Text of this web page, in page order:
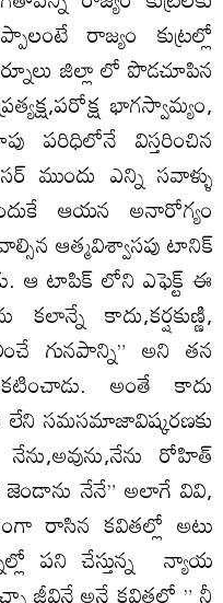
రాజ్యం కుట్రల్లో
జిల్లా లో పొడచూపిన
భాగస్వామ్యం,
పరిధిలోనే విస్తరించిన
ముందు ఎన్ని సవాళ్ళు
ఆయన అనారోగ్యం
ఆత్మవిశ్వాసపు టానిక్
ఆ టాపిక్ లోని ఎఫెక్ట్ ఈ
కాదు,కర్షకుణ్ణి,
గునపాన్ని” అని తన
అంతే కాదు
లేని సమసమాజావిష్కరణకు
రోహిత్
జెండాను నేనే” అలాగే వివి,
రాసిన కవితల్లో అటు
పని చేస్తున్న న్యాయ
జీవినే అనే కవితలో ” నీ